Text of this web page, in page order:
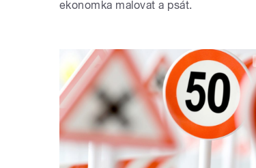
ekonomka malovat a psát.